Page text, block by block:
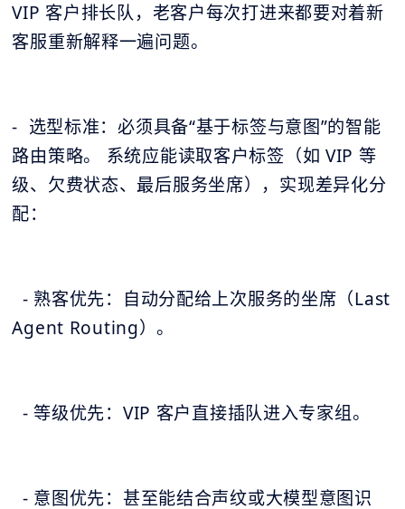
VIP 客户排长队，老客户每次打进来都要对着新
客服重新解释一遍问题。
- 选型标准：必须具备“基于标签与意图”的智能
路由策略。 系统应能读取客户标签（如 VIP 等
级、欠费状态、最后服务坐席），实现差异化分
配：
- 熟客优先：自动分配给上次服务的坐席（Last
Agent Routing）。
- 等级优先：VIP 客户直接插队进入专家组。
- 意图优先：甚至能结合声纹或大模型意图识